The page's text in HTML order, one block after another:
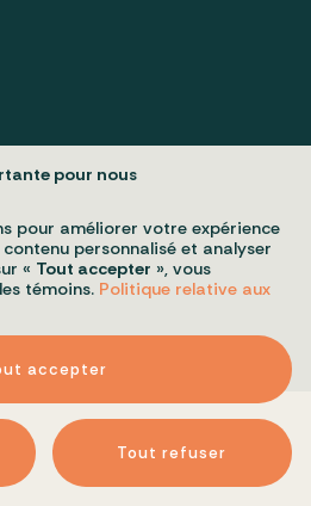
Mes préférences cookies
Québec
et réalisation :Nubee
pour nous
pour améliorer votre expérience
personnalisé et analyser
« Tout accepter », vous
témoins. Politique relative aux
Tout refuser
accepter